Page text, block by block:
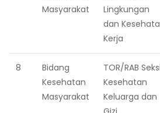
Masyarakat
Lingkungan
dan
Kerja
8
Bidang
Kesehatan
Masyarakat
TOR/RAB Seksi
Kesehatan
Keluarga dan